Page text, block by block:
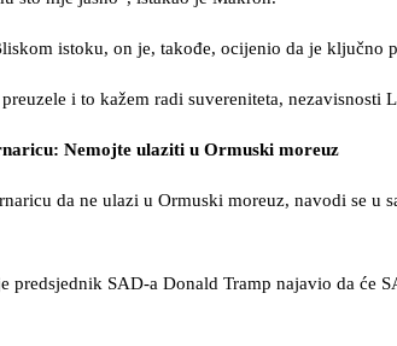
istoku, on je, takođe, ocijenio da je ključno
i to kažem radi suvereniteta,
Nemojte ulaziti u Ormuski moreuz
da ne ulazi u Ormuski moreuz, navodi se u
predsjednik SAD-a Donald Tramp najavio da će